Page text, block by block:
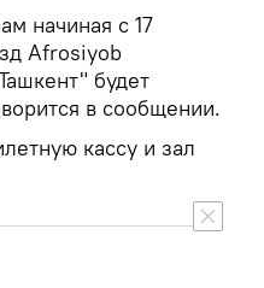
начиная с 17
Afrosiyob
будет
в сообщении.
кассу и зал